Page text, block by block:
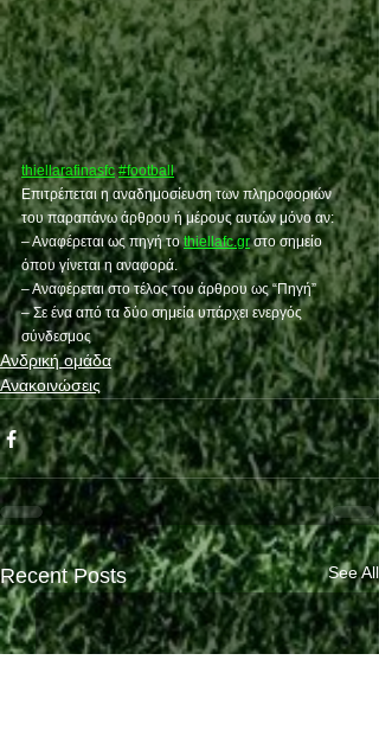
thiellarafinasfc #football
Επιτρέπεται η αναδημοσίευση των πληροφοριών
του παραπάνω άρθρου ή μέρους αυτών μόνο αν:
– Αναφέρεται ως πηγή το thiellafc.gr στο σημείο
όπου γίνεται η αναφορά.
– Αναφέρεται στο τέλος του άρθρου ως “Πηγή”
– Σε ένα από τα δύο σημεία υπάρχει ενεργός
σύνδεσμος
Ανδρική ομάδα
Ανακοινώσεις
Recent Posts See All